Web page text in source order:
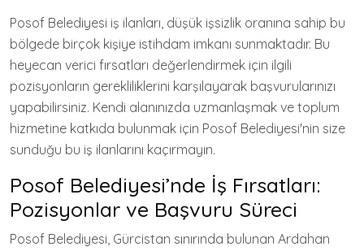
Posof Belediyesi iş ilanları, düşük işsizlik oranına sahip bu
bölgede birçok kişiye istihdam imkanı sunmaktadır. Bu
heyecan verici fırsatları değerlendirmek için ilgili
pozisyonların gerekliliklerini karşılayarak başvurularınızı
yapabilirsiniz. Kendi alanınızda uzmanlaşmak ve toplum
hizmetine katkıda bulunmak için Posof Belediyesi'nin size
sunduğu bu iş ilanlarını kaçırmayın.
Posof Belediyesi’nde İş Fırsatları:
Pozisyonlar ve Başvuru Süreci
Posof Belediyesi, Gürcistan sınırında bulunan Ardahan